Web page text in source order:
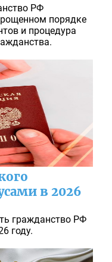
РФ
порядке
и процедура
в 2026
гражданство РФ
году.